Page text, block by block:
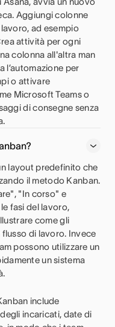
Aggiungi colonne
ad esempio
attività per ogni
colonna all'altra man
l’automazione per
o attivare
Microsoft Teams o
di consegne senza
layout predefinito che
il metodo Kanban.
"In corso" e
fasi del lavoro,
come gli
di lavoro. Invece
possono utilizzare un
un sistema
include
incaricati, date di